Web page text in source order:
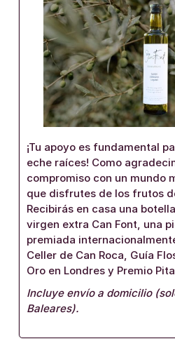
¡Tu apoyo es fundamental
eche raíces! Como
compromiso con un mundo
que disfrutes de los frutos
Recibirás en casa una
virgen extra Can Font, una
premiada
Celler de Can Roca, Guía
Oro en Londres y Premio
Incluye envío a domicilio
Baleares).